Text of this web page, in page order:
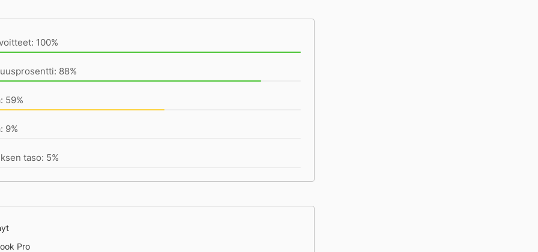
100%
88%
59%
9%
taso: 5%
Pro